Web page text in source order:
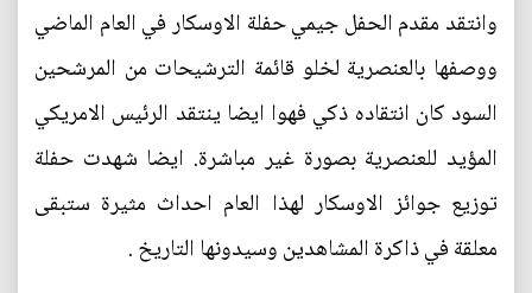
وانتقد مقدم الحفل جيمي حفلة الاوسكار في العام الماضي
ووصفها بالعنصرية لخلو قائمة الترشيحات من المرشحين
السود كان انتقاده ذكي فهوا ايضا ينتقد الرئيس الامريكي
المؤيد للعنصرية بصورة غير مباشرة. ايضا شهدت حفلة
توزيع جوائز الاوسكار لهذا العام احداث مثيرة ستبقى
معلقة في ذاكرة المشاهدين وسيدونها التاريخ .